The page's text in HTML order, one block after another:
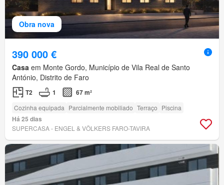
Obra nova
390 000 €
Casa em Monte Gordo, Município de Vila Real de Santo
António, Distrito de Faro
T2 1 67 m²
Cozinha equipada Parcialmente mobiliado Terraço Piscina
Há 25 dias
SUPERCASA - ENGEL & VÖLKERS FARO-TAVIRA